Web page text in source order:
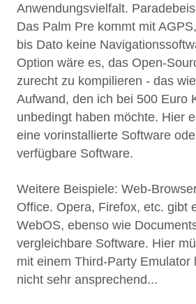
Anwendungsvielfalt.
Das Palm Pre kommt mit
bis Dato keine
Option wäre es, das Open-
zurecht zu kompilieren - das
Aufwand, den ich bei 500 Euro
unbedingt haben möchte. Hier
eine vorinstallierte Software
verfügbare Software.
Weitere Beispiele: Web-
Office. Opera, Firefox, etc. gibt
WebOS, ebenso wie
vergleichbare Software. Hier
mit einem Third-Party Emulator
nicht sehr ansprechend...